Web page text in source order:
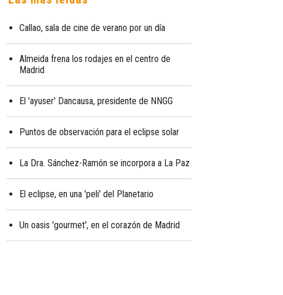
Callao, sala de cine de verano por un día
Almeida frena los rodajes en el centro de
Madrid
El 'ayuser' Dancausa, presidente de NNGG
Puntos de observación para el eclipse solar
La Dra. Sánchez-Ramón se incorpora a La Paz
El eclipse, en una 'peli' del Planetario
Un oasis 'gourmet', en el corazón de Madrid